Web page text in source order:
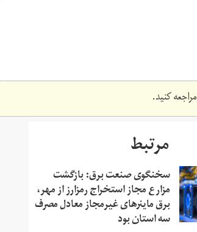
مراجعه کنید.
مرتبط
سخنگوی صنعت برق: بازگشت
مزارع مجاز استخراج رمزارز از مهر،
برق ماینرهای غیرمجاز معادل مصرف
سه استان بود